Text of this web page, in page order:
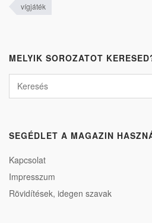
vígjáték
MELYIK SOROZATOT
SEGÉDLET A MAGAZIN
Kapcsolat
Impresszum
Rövidítések, idegen szavak